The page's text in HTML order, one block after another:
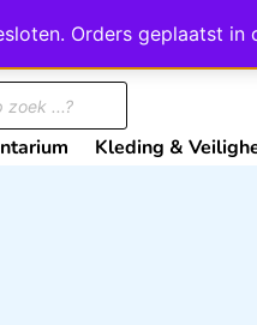
Orders geplaatst
Kleding &